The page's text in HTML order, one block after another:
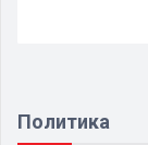
Политика